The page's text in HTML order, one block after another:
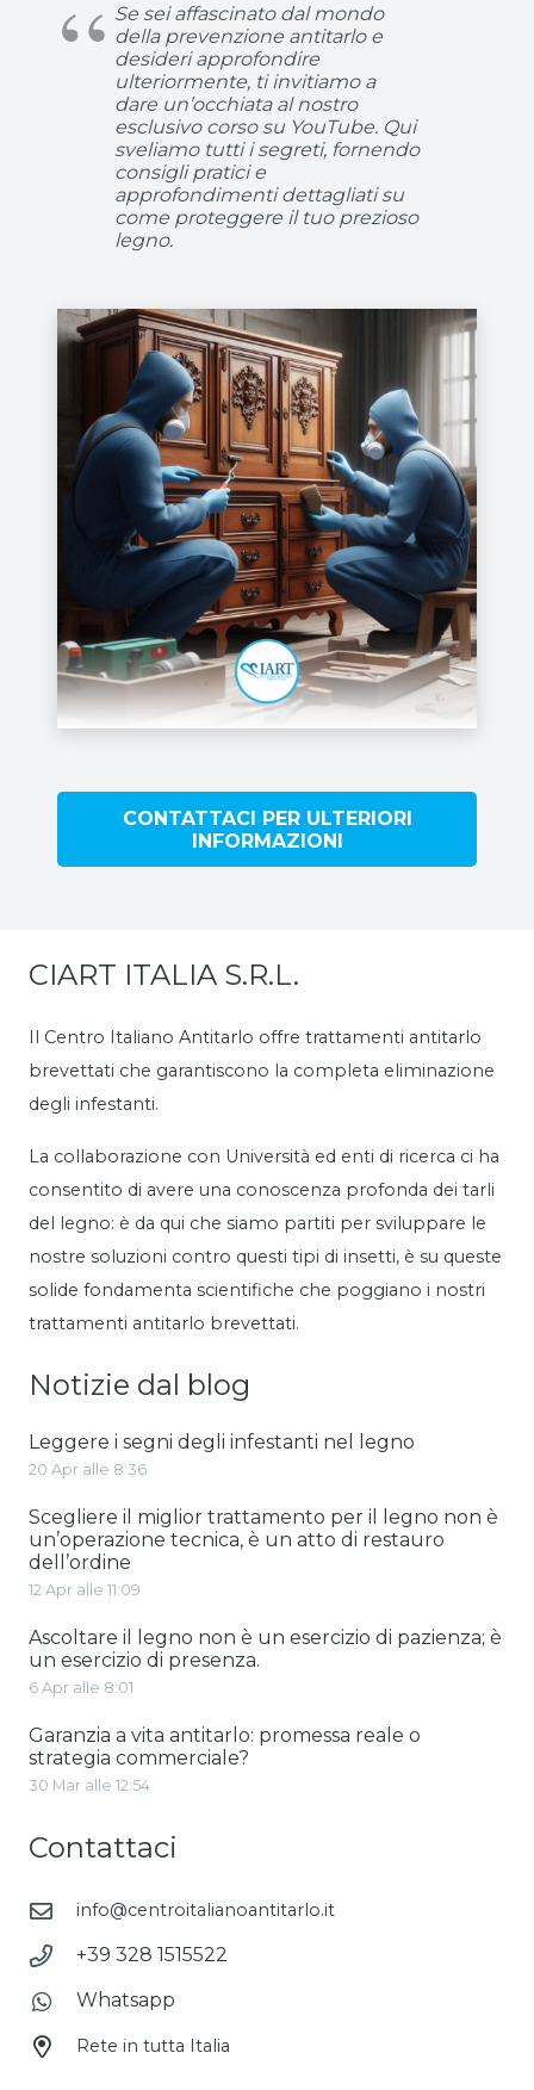
Se sei affascinato dal mondo
della prevenzione antitarlo e
desideri approfondire
ulteriormente, ti invitiamo a
dare un’occhiata al nostro
esclusivo corso su YouTube. Qui
sveliamo tutti i segreti, fornendo
consigli pratici e
approfondimenti dettagliati su
come proteggere il tuo prezioso
legno.
CONTATTACI PER ULTERIORI
INFORMAZIONI
CIART ITALIA S.R.L.
Il Centro Italiano Antitarlo offre trattamenti antitarlo
brevettati che garantiscono la completa eliminazione
degli infestanti.
La collaborazione con Università ed enti di ricerca ci ha
consentito di avere una conoscenza profonda dei tarli
del legno: è da qui che siamo partiti per sviluppare le
nostre soluzioni contro questi tipi di insetti, è su queste
solide fondamenta scientifiche che poggiano i nostri
trattamenti antitarlo brevettati.
Notizie dal blog
Leggere i segni degli infestanti nel legno
20 Apr alle 8:36
Scegliere il miglior trattamento per il legno non è
un’operazione tecnica, è un atto di restauro
dell’ordine
12 Apr alle 11:09
Ascoltare il legno non è un esercizio di pazienza; è
un esercizio di presenza.
6 Apr alle 8:01
Garanzia a vita antitarlo: promessa reale o
strategia commerciale?
30 Mar alle 12:54
Contattaci
info@centroitalianoantitarlo.it
+39 328 1515522
Whatsapp
Rete in tutta Italia